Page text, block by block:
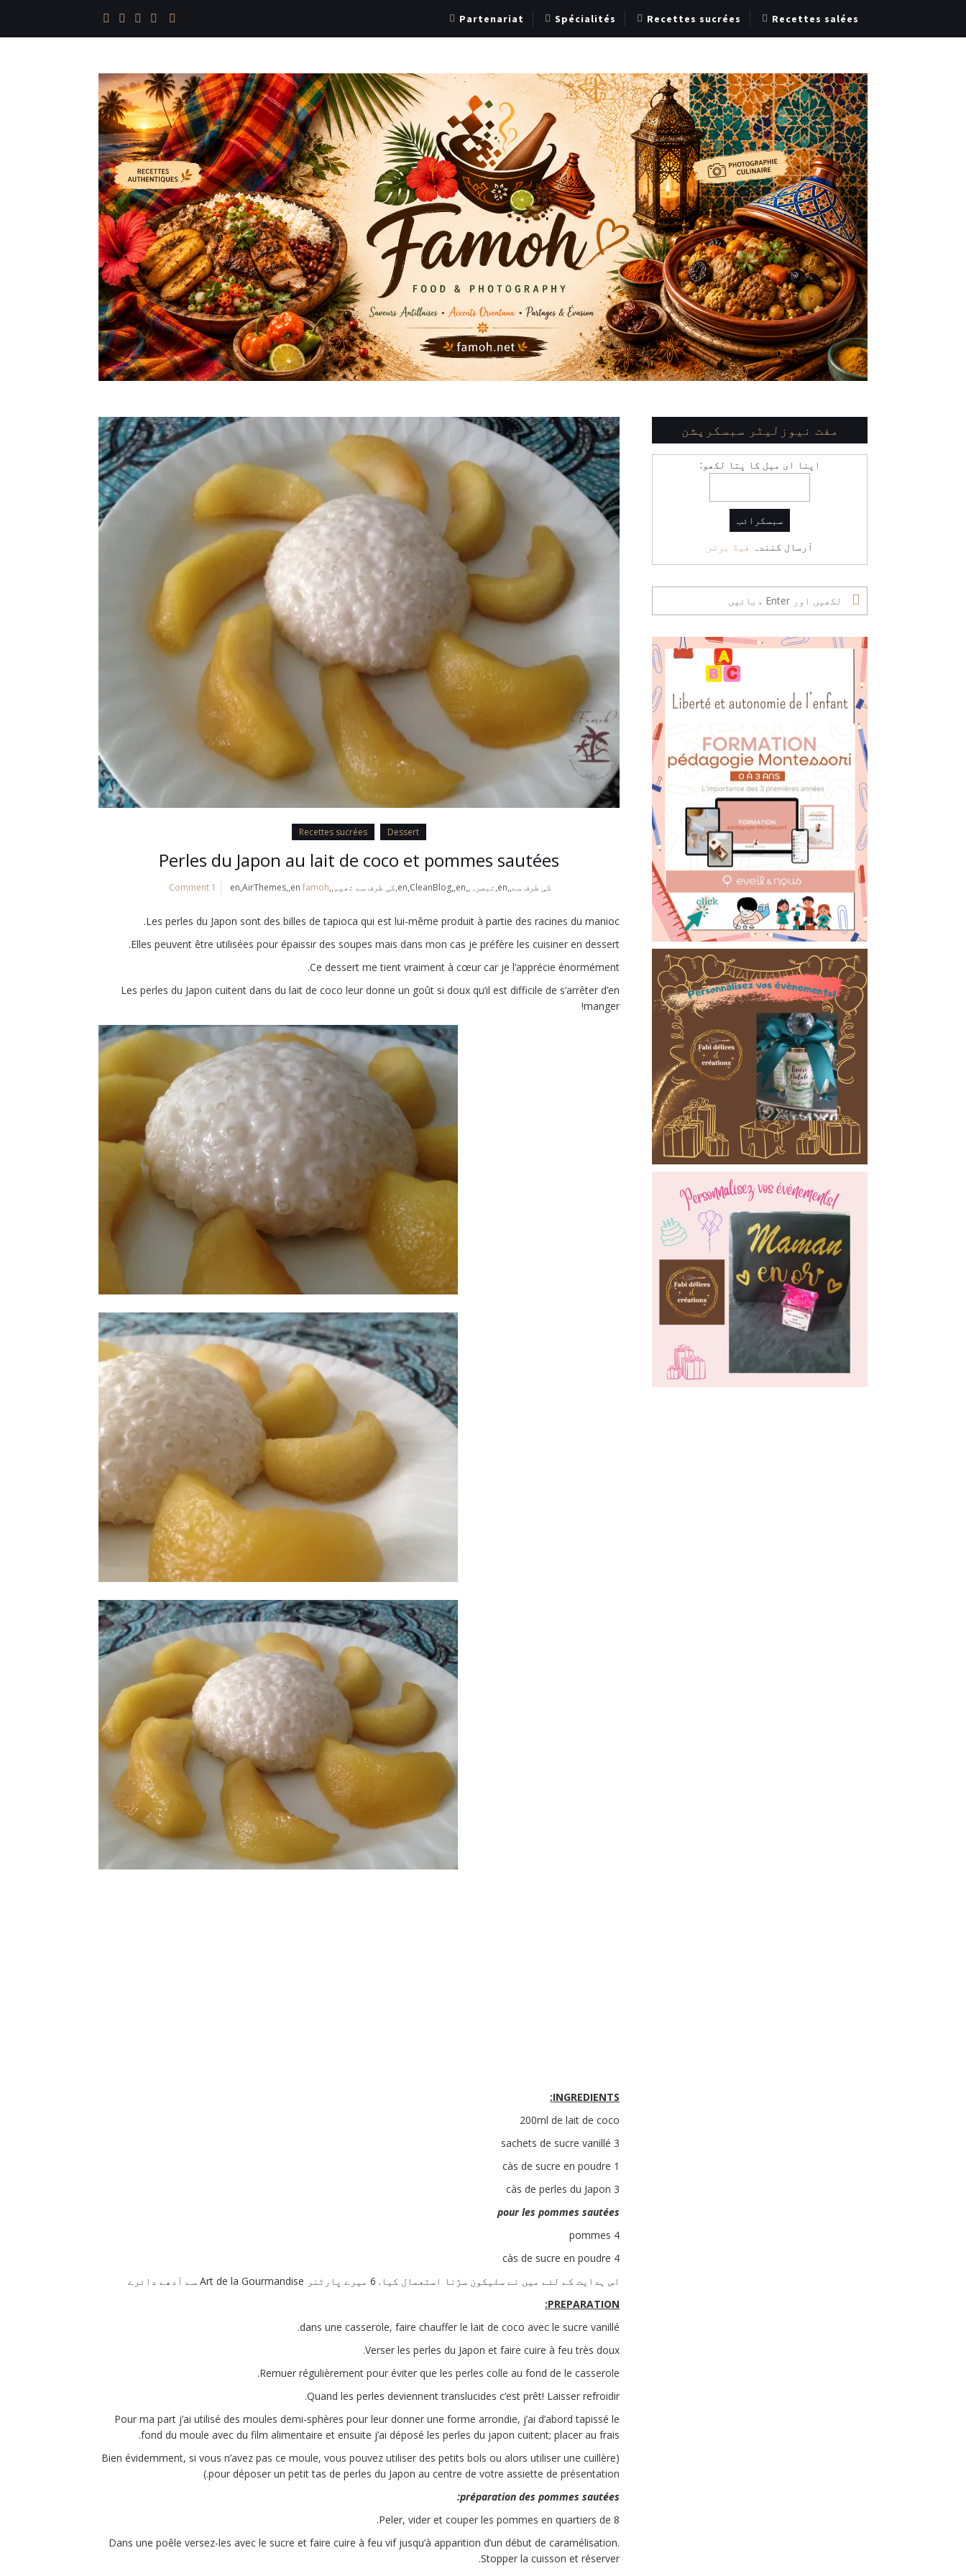
Recettes salées
Recettes sucrées
Spécialités
Partenariat
Dessert
Recettes sucrées
Perles du Japon au lait de coco et pommes sautées
کی طرف سے,,en,تبصرہ,,en,CleanBlog,,en,کی طرف سے تھیم,,en,AirThemes,,en famoh
1 Comment
Les perles du Japon sont des billes de tapioca qui est lui-même produit à partie des racines du manioc.
Elles peuvent être utilisées pour épaissir des soupes mais dans mon cas je préfère les cuisiner en dessert.
Ce dessert me tient vraiment à cœur car je l’apprécie énormément.
Les perles du Japon cuitent dans du lait de coco leur donne un goût si doux qu’il est difficile de s’arrêter d’en
manger!
INGREDIENTS:
200ml de lait de coco
3 sachets de sucre vanillé
1 càs de sucre en poudre
3 càs de perles du Japon
pour les pommes sautées
4 pommes
4 càs de sucre en poudre
اس ہدایت کے لئے میں نے سلیکون سڑنا استعمال کیا. 6 میرے پارٹنر Art de la Gourmandise سے آدھے دائرے
PREPARATION:
dans une casserole, faire chauffer le lait de coco avec le sucre vanillé.
Verser les perles du Japon et faire cuire à feu très doux.
Remuer régulièrement pour éviter que les perles colle au fond de le casserole.
Quand les perles deviennent translucides c’est prêt! Laisser refroidir.
Pour ma part j’ai utilisé des moules demi-sphères pour leur donner une forme arrondie, j’ai d’abord tapissé le
fond du moule avec du film alimentaire et ensuite j’ai déposé les perles du japon cuitent; placer au frais.
(Bien évidemment, si vous n’avez pas ce moule, vous pouvez utiliser des petits bols ou alors utiliser une cuillère
pour déposer un petit tas de perles du Japon au centre de votre assiette de présentation.)
préparation des pommes sautées:
Peler, vider et couper les pommes en quartiers de 8.
Dans une poêle versez-les avec le sucre et faire cuire à feu vif jusqu’à apparition d’un début de caramélisation.
Stopper la cuisson et réserver.
مفت نیوزلیٹر سبسکرپشن
اپنا ای میل کا پتا لکھو:
آرسال کنندہ فیڈ برنر